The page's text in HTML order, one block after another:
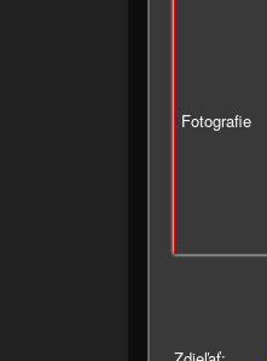
Fotografie